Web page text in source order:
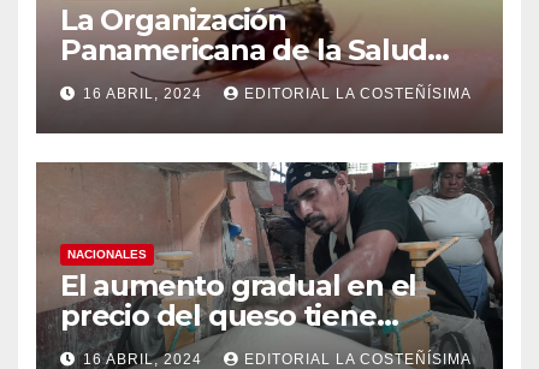
La Organización
Panamericana de la Salud
(OPS), recomienda reforzar
medidas ante el aumento de
casos de dengue
16 ABRIL, 2024 EDITORIAL LA COSTEÑÍSIMA
NACIONALES
El aumento gradual en el
precio del queso tiene
efectos a las Panaderias
16 ABRIL, 2024 EDITORIAL LA COSTEÑÍSIMA